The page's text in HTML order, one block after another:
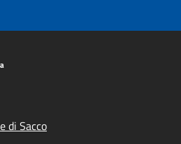
di Sacco